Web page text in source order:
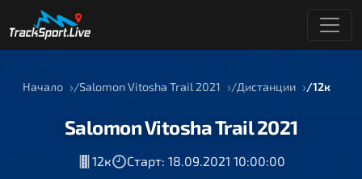
Начало Salomon Vitosha Trail 2021 Дистанции 12к
Salomon Vitosha Trail 2021
12к Старт: 18.09.2021 10:00:00